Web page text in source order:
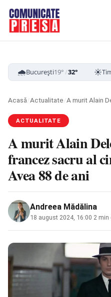
🌧️București19°/32° ☀️
Acasă/Actualitate/
ACTUALITATE
A murit Alain
francez sacru al
Avea 88 de ani
Andreea Mădălina
18 august 2024, 16:00 2 min